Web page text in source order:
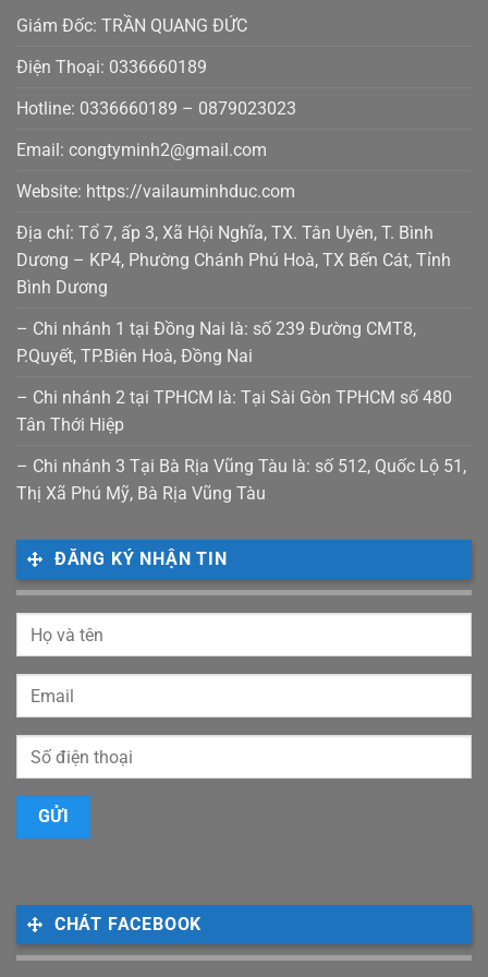
Giám Đốc: TRẦN QUANG ĐỨC
Điện Thoại: 0336660189
Hotline: 0336660189 – 0879023023
Email: congtyminh2@gmail.com
Website: https://vailauminhduc.com
Địa chỉ: Tổ 7, ấp 3, Xã Hội Nghĩa, TX. Tân Uyên, T. Bình
Dương – KP4, Phường Chánh Phú Hoà, TX Bến Cát, Tỉnh
Bình Dương
– Chi nhánh 1 tại Đồng Nai là: số 239 Đường CMT8,
P.Quyết, TP.Biên Hoà, Đồng Nai
– Chi nhánh 2 tại TPHCM là: Tại Sài Gòn TPHCM số 480
Tân Thới Hiệp
– Chi nhánh 3 Tại Bà Rịa Vũng Tàu là: số 512, Quốc Lộ 51,
Thị Xã Phú Mỹ, Bà Rịa Vũng Tàu
ĐĂNG KÝ NHẬN TIN
CHÁT FACEBOOK